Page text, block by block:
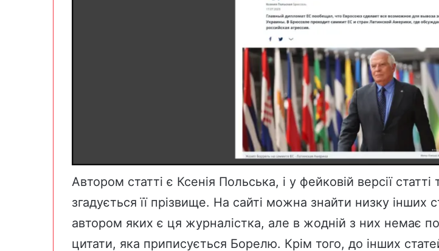
Автором статті є Ксенія Польська, і у фейковій версії статті
згадується її прізвище. На сайті можна знайти низку інших
автором яких є ця журналістка, але в жодній з них немає
цитати, яка приписується Борелю. Крім того, до інших